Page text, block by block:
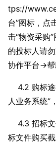
tps://
台”图标，点
击“物资采购
的投标人请
协作平台→帮
4.2 购标途
人业务系统”
4.3 招标文
标文件购买